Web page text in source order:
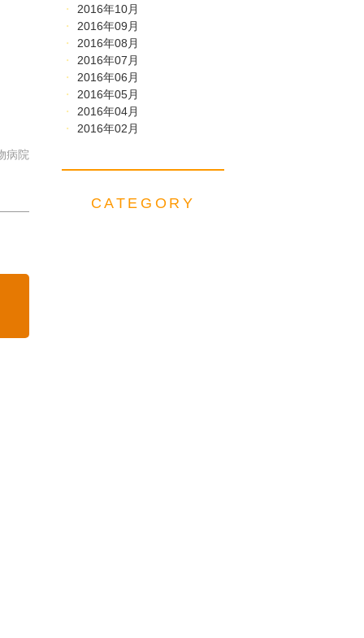
病院
2016年10月
2016年09月
2016年08月
2016年07月
2016年06月
2016年05月
2016年04月
2016年02月
CATEGORY